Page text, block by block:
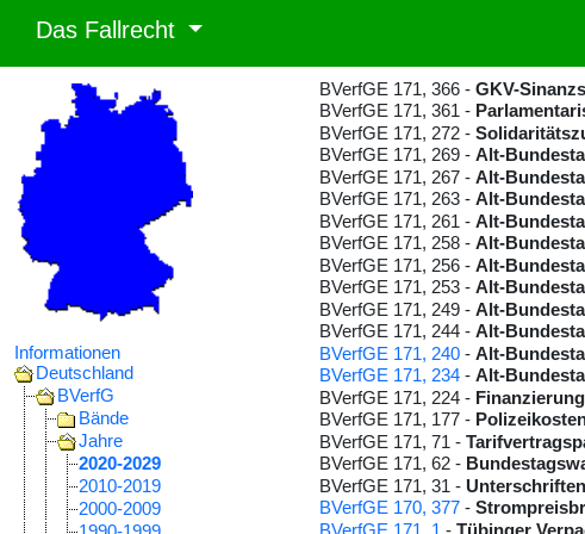
Das Fallrecht
Informationen
Deutschland
BVerfG
Bände
Jahre
2020-2029
2010-2019
2000-2009
BVerfGE 171, 366 - GKV-
BVerfGE 171, 361 -
BVerfGE 171, 272 -
BVerfGE 171, 269 - Alt-
BVerfGE 171, 267 - Alt-
BVerfGE 171, 263 - Alt-
BVerfGE 171, 261 - Alt-
BVerfGE 171, 258 - Alt-
BVerfGE 171, 256 - Alt-
BVerfGE 171, 253 - Alt-
BVerfGE 171, 249 - Alt-
BVerfGE 171, 244 - Alt-
BVerfGE 171, 240 - Alt-
BVerfGE 171, 234 - Alt-
BVerfGE 171, 224 -
BVerfGE 171, 177 -
BVerfGE 171, 71 -
BVerfGE 171, 62 -
BVerfGE 171, 31 -
BVerfGE 170, 377 -
BVerfGE 171, 1 - Tübinger